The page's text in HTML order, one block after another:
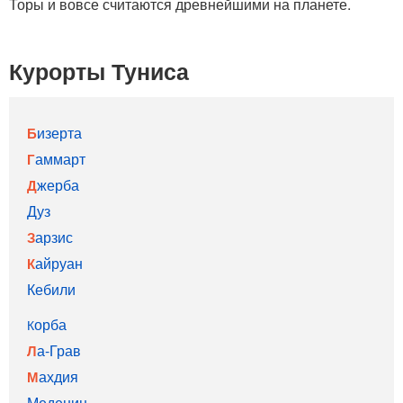
Курорты Туниса
Бизерта
Гаммарт
Джерба
Дуз
Зарзис
Кайруан
Кебили
Корба
Ла-Грав
Махдия